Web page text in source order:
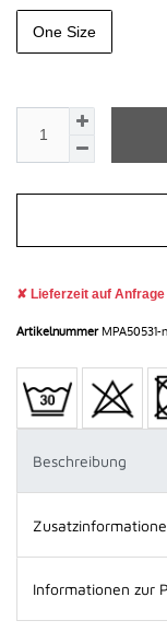
One Size
Lieferzeit auf Anfrage
Artikelnummer
Beschreibung
Informationen zur